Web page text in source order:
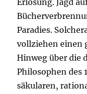
Erlösung. Jagd
Paradies.
vollziehen einen
Hinweg über die
Philosophen des
säkularen,